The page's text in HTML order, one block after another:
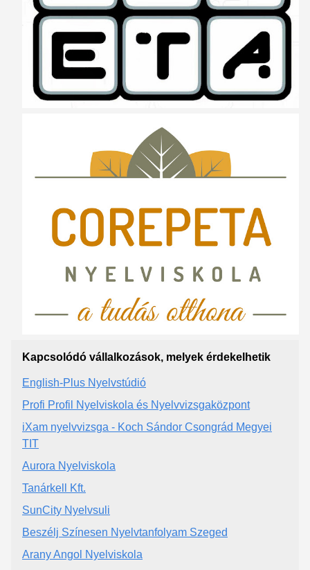
Kapcsolódó vállalkozások, melyek érdekelhetik
English-Plus Nyelvstúdió
Profi Profil Nyelviskola és Nyelvvizsgaközpont
iXam nyelvvizsga - Koch Sándor Csongrád Megyei
TIT
Aurora Nyelviskola
Tanárkell Kft.
SunCity Nyelvsuli
Beszélj Színesen Nyelvtanfolyam Szeged
Arany Angol Nyelviskola